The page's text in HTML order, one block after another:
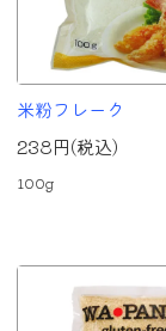
米粉フレーク
238円(税込)
100g